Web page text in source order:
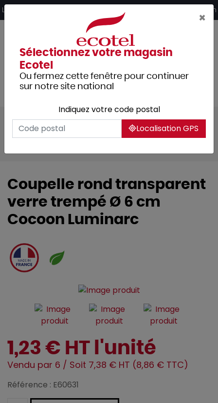
Livraison offerte dès 249€ HT d’achat et retrait 2h en magasin
Tous les produits
Arts de la table
Vaisselle
Vaisselle culinaire
Coupelle rond transparent
verre trempé Ø 6 cm
Cocoon Luminarc
1,23 € HT l'unité
Vendu par 6 / Soit 7,38 € HT (8,86 € TTC)
Référence : E60631
×
Sélectionnez votre magasin
Ecotel
Ou fermez cette fenêtre pour continuer
sur notre site national
Indiquez votre code postal
Localisation GPS
Panneau de gestion des cookies